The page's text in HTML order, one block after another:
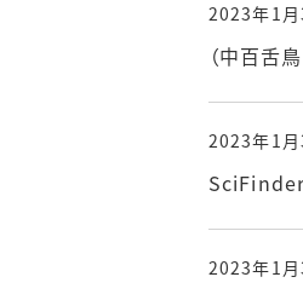
2023年1月
（中百舌
2023年1月
2023年1月